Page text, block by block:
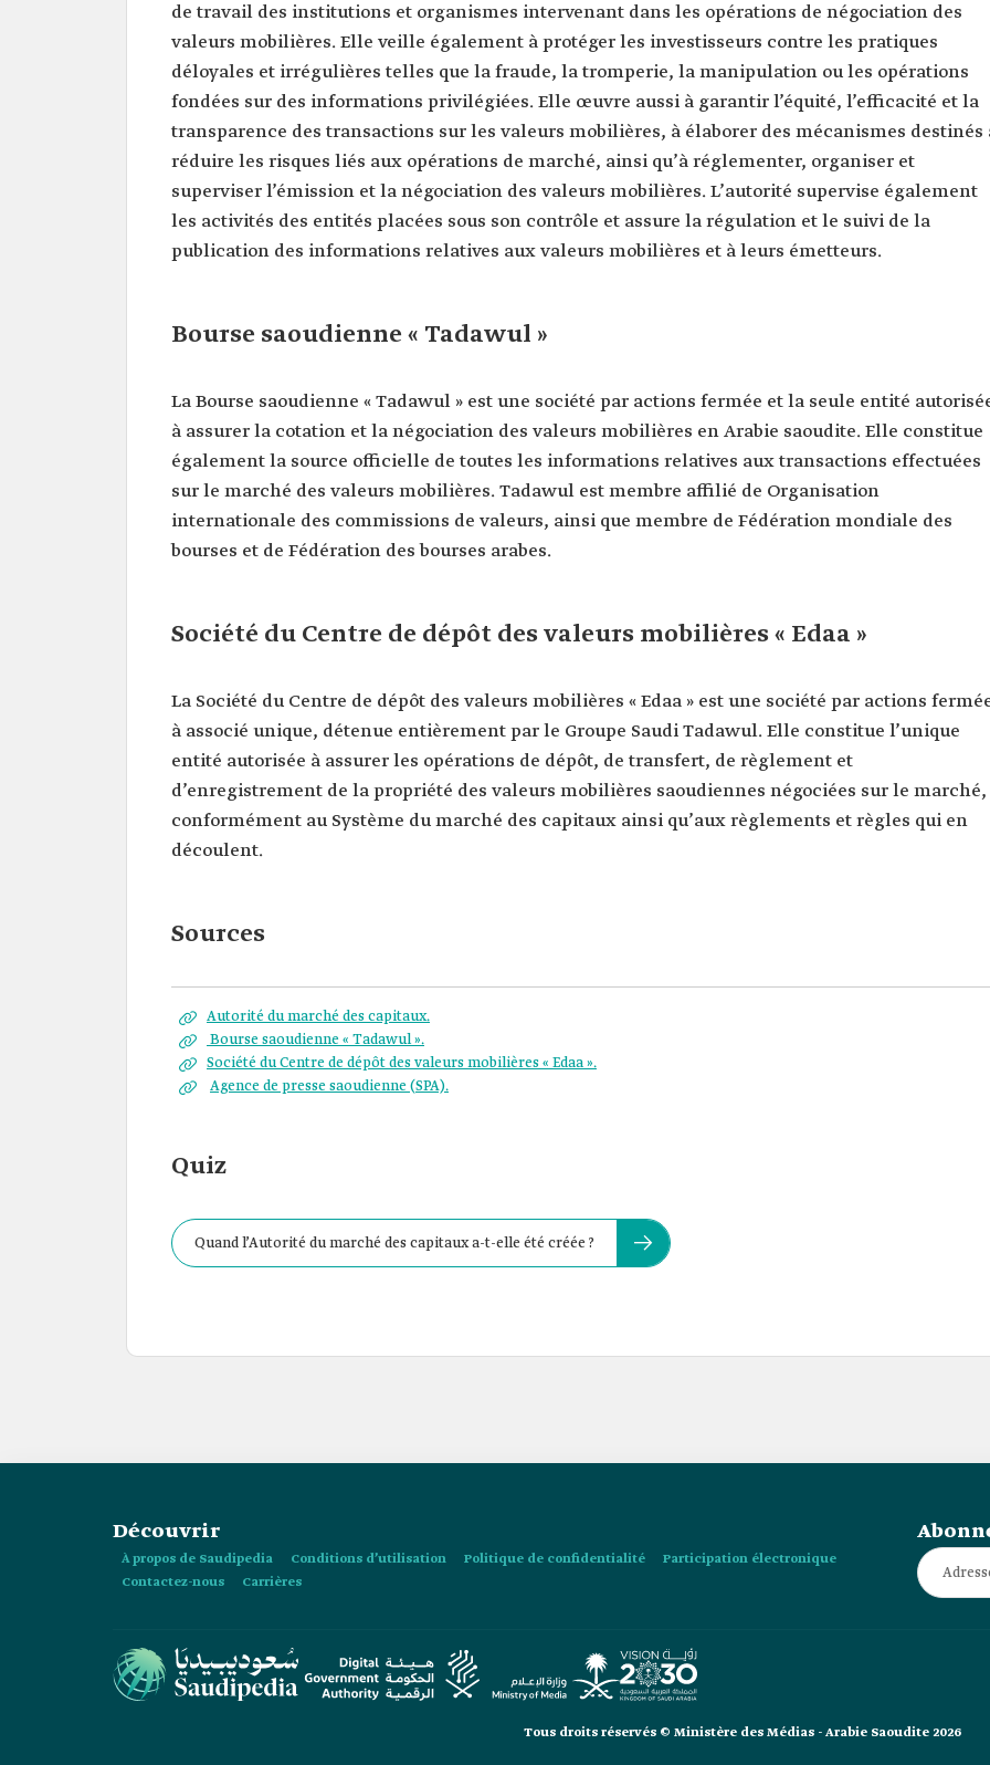
de travail des institutions et organismes intervenant dans les opérations de négociation des
valeurs mobilières. Elle veille également à protéger les investisseurs contre les pratiques
déloyales et irrégulières telles que la fraude, la tromperie, la manipulation ou les opérations
fondées sur des informations privilégiées. Elle œuvre aussi à garantir l’équité, l’efficacité et la
transparence des transactions sur les valeurs mobilières, à élaborer des mécanismes destinés
réduire les risques liés aux opérations de marché, ainsi qu’à réglementer, organiser et
superviser l’émission et la négociation des valeurs mobilières. L’autorité supervise également
les activités des entités placées sous son contrôle et assure la régulation et le suivi de la
publication des informations relatives aux valeurs mobilières et à leurs émetteurs.
Bourse saoudienne « Tadawul »
La Bourse saoudienne « Tadawul » est une société par actions fermée et la seule entité
à assurer la cotation et la négociation des valeurs mobilières en Arabie saoudite. Elle constitue
également la source officielle de toutes les informations relatives aux transactions effectuées
sur le marché des valeurs mobilières. Tadawul est membre affilié de Organisation
internationale des commissions de valeurs, ainsi que membre de Fédération mondiale des
bourses et de Fédération des bourses arabes.
Société du Centre de dépôt des valeurs mobilières « Edaa »
La Société du Centre de dépôt des valeurs mobilières « Edaa » est une société par actions
à associé unique, détenue entièrement par le Groupe Saudi Tadawul. Elle constitue l’unique
entité autorisée à assurer les opérations de dépôt, de transfert, de règlement et
d’enregistrement de la propriété des valeurs mobilières saoudiennes négociées sur le marché,
conformément au Système du marché des capitaux ainsi qu’aux règlements et règles qui en
découlent.
Sources
Autorité du marché des capitaux.
Bourse saoudienne « Tadawul ».
Société du Centre de dépôt des valeurs mobilières « Edaa ».
Agence de presse saoudienne (SPA).
Quiz
Quand l’Autorité du marché des capitaux a-t-elle été créée ?
Découvrir
À propos de Saudipedia Conditions d’utilisation Politique de confidentialité
Participation électronique
Contactez-nous
Carrières
Tous droits réservés © Ministère des Médias - Arabie Saoudite 2026